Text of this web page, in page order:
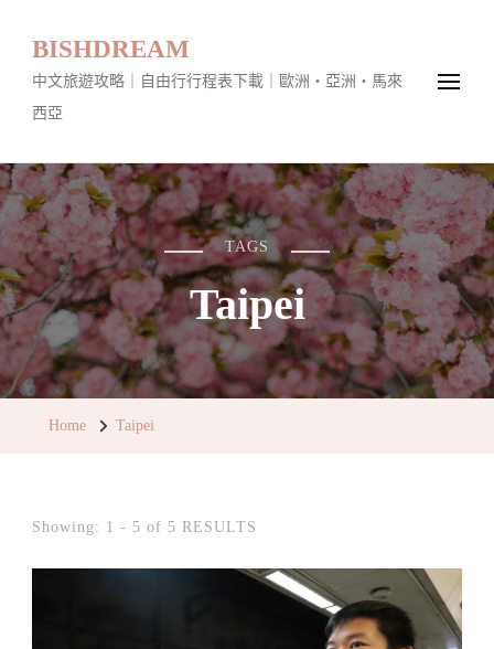
BISHDREAM
中文旅遊攻略｜自由行行程表下載｜歐洲・亞洲・馬來
西亞
TAGS
Taipei
Home Taipei
Showing: 1 - 5 of 5 RESULTS